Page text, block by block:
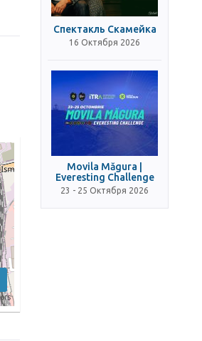
Спектакль Скамейка
16 Октября 2026
Movila Măgura |
Everesting Challenge
23 - 25 Октября 2026